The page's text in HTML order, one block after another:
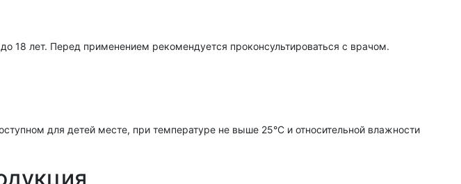
18 лет. Перед применением рекомендуется проконсультироваться с врачом.
для детей месте, при температуре не выше 25°С и относительной влажности